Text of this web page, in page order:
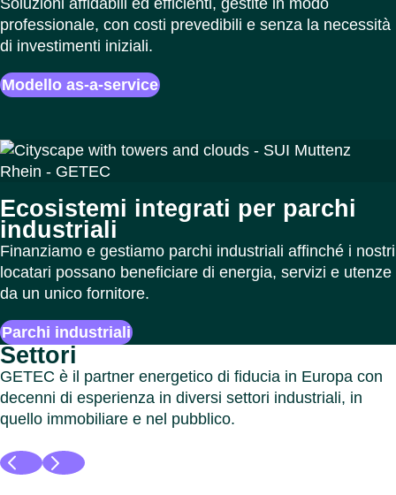
Soluzioni affidabili ed efficienti, gestite in modo
professionale, con costi prevedibili e senza la necessità
di investimenti iniziali.
Modello as-a-service
Ecosistemi integrati per parchi
industriali
Finanziamo e gestiamo parchi industriali affinché i nostri
locatari possano beneficiare di energia, servizi e utenze
da un unico fornitore.
Parchi industriali
Settori
GETEC è il partner energetico di fiducia in Europa con
decenni di esperienza in diversi settori industriali, in
quello immobiliare e nel pubblico.